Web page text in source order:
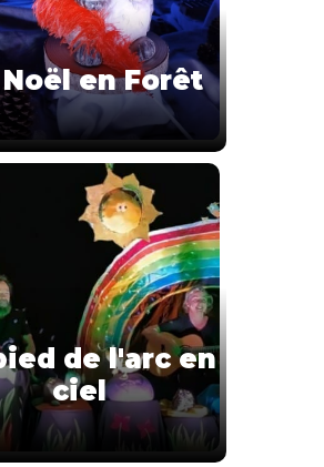
Noël en Forêt
de l'arc en
ciel